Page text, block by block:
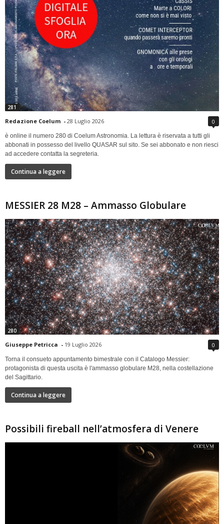
281
Redazione Coelum - 28 Luglio 2026 0
è online il numero 280 di Coelum Astronomia. La lettura è riservata a tutti gli
abbonati in possesso del livello QUASAR sul sito. Se sei abbonato e non riesci
ad accedere contatta la segreteria.
Continua a leggere
MESSIER 28 M28 – Ammasso Globulare
280
Giuseppe Petricca - 19 Luglio 2026 0
Torna il consueto appuntamento bimestrale con il Catalogo Messier:
protagonista di questa uscita è l'ammasso globulare M28, nella costellazione
del Sagittario.
Continua a leggere
Possibili fireball nell’atmosfera di Venere